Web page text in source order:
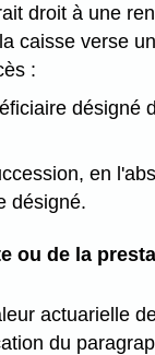
droit à une
caisse verse
:
désigné
en
désigné.
ou de la
actuarielle
du